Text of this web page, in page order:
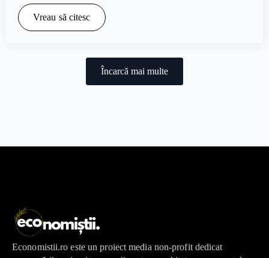
Vreau să citesc
Încarcă mai multe
Economistii.ro este un proiect media non-profit dedicat